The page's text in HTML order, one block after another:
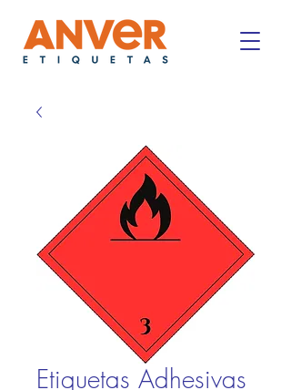
Etiquetas Adhesivas